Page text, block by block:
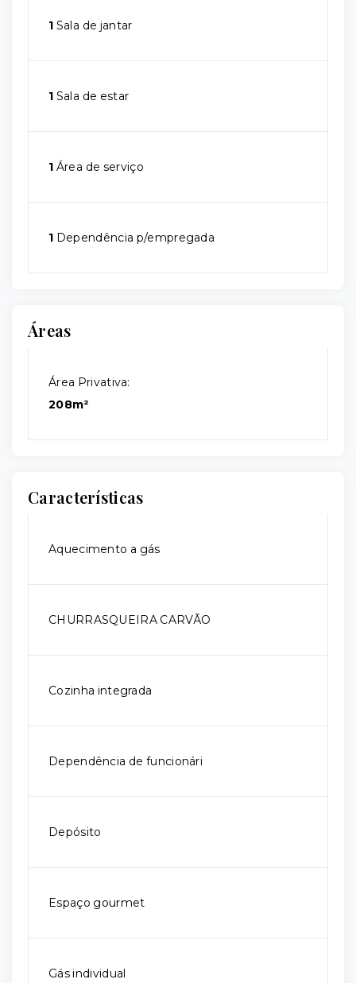
1 Sala de jantar
1 Sala de estar
1 Área de serviço
1 Dependência p/empregada
Áreas
Área Privativa:
208m²
Características
Aquecimento a gás
CHURRASQUEIRA CARVÃO
Cozinha integrada
Dependência de funcionári
Depósito
Espaço gourmet
Gás individual